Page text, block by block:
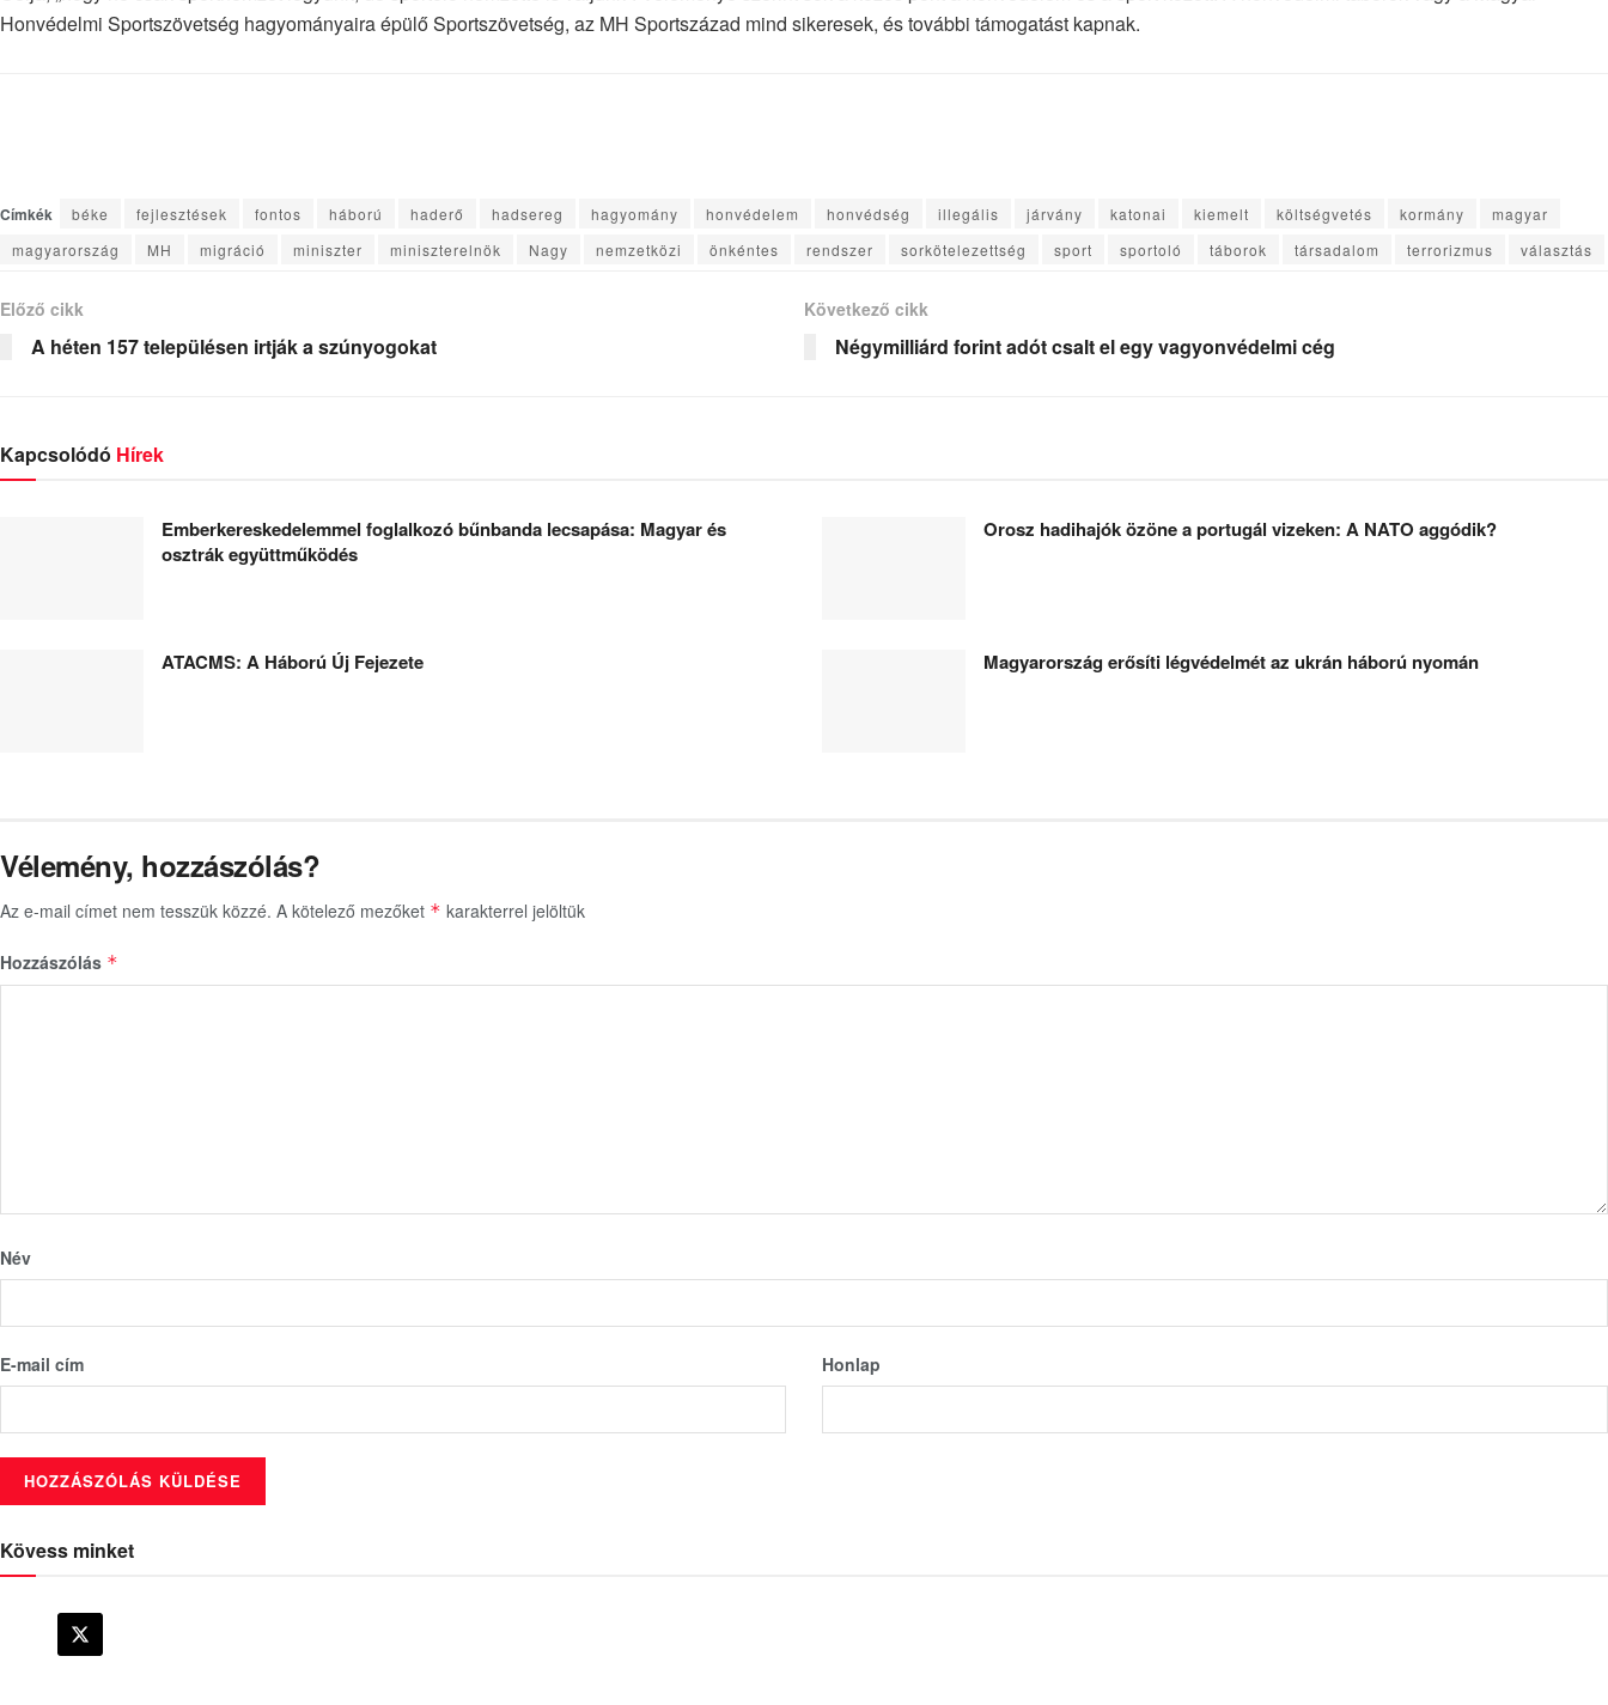
Honvédelmi Sportszövetség hagyományaira épülő Sportszövetség, az MH Sportszázad mind sikeresek, és további támogatást kapnak.
Címkék béke fejlesztések fontos háború haderő hadsereg hagyomány honvédelem honvédség illegális járvány katonai kiemelt költségvetés kormány
magyar
magyarország
MH migráció miniszter miniszterelnök Nagy nemzetközi önkéntes rendszer sorkötelezettség sport sportoló táborok társadalom terrorizmus választás
Előző cikk
A héten 157 településen irtják a szúnyogokat
Következő cikk
Négymilliárd forint adót csalt el egy vagyonvédelmi cég
Kapcsolódó Hírek
Emberkereskedelemmel foglalkozó bűnbanda lecsapása: Magyar és
osztrák együttműködés
Orosz hadihajók özöne a portugál vizeken: A NATO aggódik?
ATACMS: A Háború Új Fejezete Magyarország erősíti légvédelmét az ukrán háború nyomán
Vélemény, hozzászólás?
Az e-mail címet nem tesszük közzé. A kötelező mezőket * karakterrel jelöltük
Hozzászólás *
Név
E-mail cím Honlap
Kövess minket